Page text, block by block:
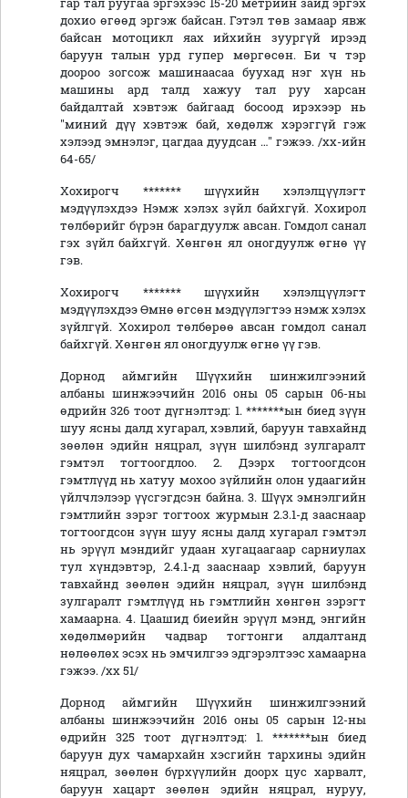
гар тал руугаа эргэхээс 15-20 метрийн зайд эргэх
дохио өгөөд эргэж байсан. Гэтэл төв замаар явж
байсан мотоцикл яах ийхийн зуургүй ирээд
баруун талын урд гупер мөргөсөн. Би ч тэр
доороо зогсож машинаасаа буухад нэг хүн нь
машины ард талд хажуу тал руу харсан
байдалтай хэвтэж байгаад босоод ирэхээр нь
"миний дүү хэвтэж бай, хөдөлж хэрэггүй гэж
хэлээд эмнэлэг, цагдаа дуудсан …" гэжээ. /хх-ийн
64-65/
Хохирогч ******* шүүхийн хэлэлцүүлэгт
мэдүүлэхдээ Нэмж хэлэх зүйл байхгүй. Хохирол
төлбөрийг бүрэн барагдуулж авсан. Гомдол санал
гэх зүйл байхгүй. Хөнгөн ял оногдуулж өгнө үү
гэв.
Хохирогч ******* шүүхийн хэлэлцүүлэгт
мэдүүлэхдээ Өмнө өгсөн мэдүүлэгтээ нэмж хэлэх
зүйлгүй. Хохирол төлбөрөө авсан гомдол санал
байхгүй. Хөнгөн ял оногдуулж өгнө үү гэв.
Дорнод аймгийн Шүүхийн шинжилгээний
албаны шинжээчийн 2016 оны 05 сарын 06-ны
өдрийн 326 тоот дүгнэлтэд: 1. *******ын биед зүүн
шуу ясны далд хугарал, хэвлий, баруун тавхайнд
зөөлөн эдийн няцрал, зүүн шилбэнд зулгаралт
гэмтэл тогтоогдлоо. 2. Дээрх тогтоогдсон
гэмтлүүд нь хатуу мохоо зүйлийн олон удаагийн
үйлчлэлээр үүсгэгдсэн байна. 3. Шүүх эмнэлгийн
гэмтлийн зэрэг тогтоох журмын 2.3.1-д зааснаар
тогтоогдсон зүүн шуу ясны далд хугарал гэмтэл
нь эрүүл мэндийг удаан хугацаагаар сарниулах
тул хүндэвтэр, 2.4.1-д зааснаар хэвлий, баруун
тавхайнд зөөлөн эдийн няцрал, зүүн шилбэнд
зулгаралт гэмтлүүд нь гэмтлийн хөнгөн зэрэгт
хамаарна. 4. Цаашид биеийн эрүүл мэнд, энгийн
хөдөлмөрийн чадвар тогтонги алдалтанд
нөлөөлөх эсэх нь эмчилгээ эдгэрэлтээс хамаарна
гэжээ. /хх 51/
Дорнод аймгийн Шүүхийн шинжилгээний
албаны шинжээчийн 2016 оны 05 сарын 12-ны
өдрийн 325 тоот дүгнэлтэд: 1. *******ын биед
баруун дух чамархайн хэсгийн тархины эдийн
няцрал, зөөлөн бүрхүүлийн доорх цус харвалт,
баруун хацарт зөөлөн эдийн няцрал, нуруу,